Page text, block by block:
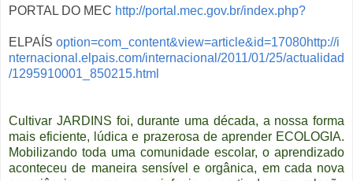
PORTAL DO MEC http://portal.mec.gov.br/index.php?
ELPAÍS option=com_content&view=article&id=17080http://i
nternacional.elpais.com/internacional/2011/01/25/actualidad
/1295910001_850215.html
Cultivar JARDINS foi, durante uma década, a nossa forma
mais eficiente, lúdica e prazerosa de aprender ECOLOGIA.
Mobilizando toda uma comunidade escolar, o aprendizado
aconteceu de maneira sensível e orgânica, em cada nova